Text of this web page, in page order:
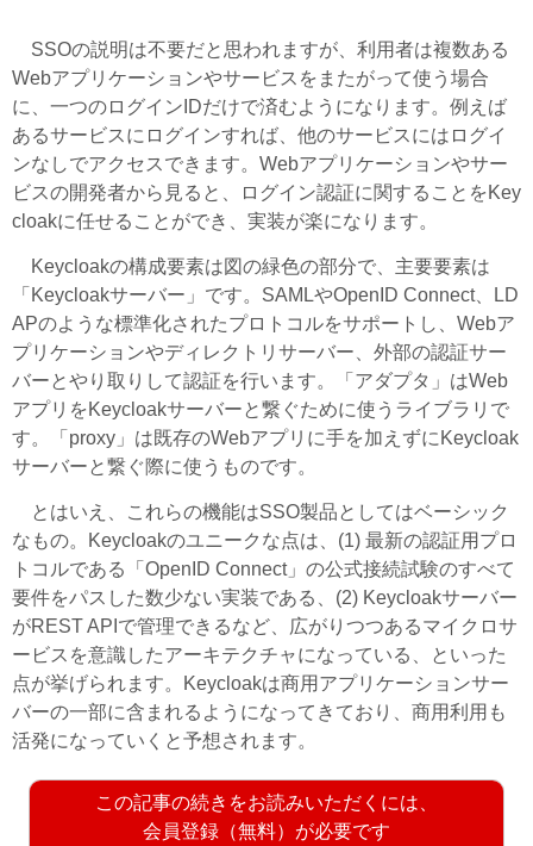
SSOの説明は不要だと思われますが、利用者は複数ある
Webアプリケーションやサービスをまたがって使う場合
に、一つのログインIDだけで済むようになります。例えば
あるサービスにログインすれば、他のサービスにはログイ
ンなしでアクセスできます。Webアプリケーションやサー
ビスの開発者から見ると、ログイン認証に関することをKey
cloakに任せることができ、実装が楽になります。
Keycloakの構成要素は図の緑色の部分で、主要要素は
「Keycloakサーバー」です。SAMLやOpenID Connect、LD
APのような標準化されたプロトコルをサポートし、Webア
プリケーションやディレクトリサーバー、外部の認証サー
バーとやり取りして認証を行います。「アダプタ」はWeb
アプリをKeycloakサーバーと繋ぐために使うライブラリで
す。「proxy」は既存のWebアプリに手を加えずにKeycloak
サーバーと繋ぐ際に使うものです。
とはいえ、これらの機能はSSO製品としてはベーシック
なもの。Keycloakのユニークな点は、(1) 最新の認証用プロ
トコルである「OpenID Connect」の公式接続試験のすべて
要件をパスした数少ない実装である、(2) Keycloakサーバー
がREST APIで管理できるなど、広がりつつあるマイクロサ
ービスを意識したアーキテクチャになっている、といった
点が挙げられます。Keycloakは商用アプリケーションサー
バーの一部に含まれるようになってきており、商用利用も
活発になっていくと予想されます。
この記事の続きをお読みいただくには、
会員登録（無料）が必要です